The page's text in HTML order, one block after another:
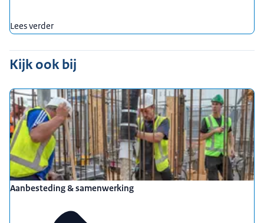
Lees verder
Kijk ook bij
Aanbesteding & samenwerking